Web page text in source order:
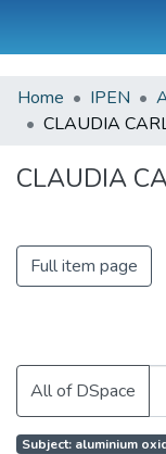
Sobre
All of DSpace
Home IPEN
CLAUDIA
Full item page
All of DSpace
Subject: aluminium